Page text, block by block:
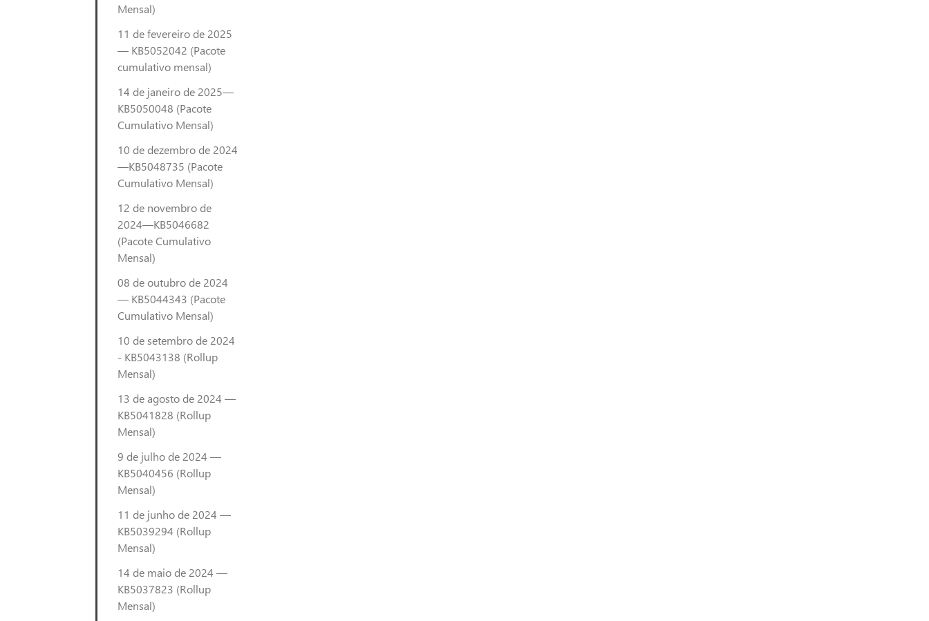
Mensal)
11 de fevereiro de 2025
— KB5052042 (Pacote
cumulativo mensal)
14 de janeiro de 2025—
KB5050048 (Pacote
Cumulativo Mensal)
10 de dezembro de 2024
—KB5048735 (Pacote
Cumulativo Mensal)
12 de novembro de
2024—KB5046682
(Pacote Cumulativo
Mensal)
08 de outubro de 2024
— KB5044343 (Pacote
Cumulativo Mensal)
10 de setembro de 2024
- KB5043138 (Rollup
Mensal)
13 de agosto de 2024 —
KB5041828 (Rollup
Mensal)
9 de julho de 2024 —
KB5040456 (Rollup
Mensal)
11 de junho de 2024 —
KB5039294 (Rollup
Mensal)
14 de maio de 2024 —
KB5037823 (Rollup
Mensal)